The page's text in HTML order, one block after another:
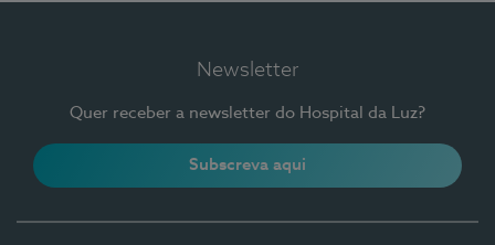
Newsletter
Quer receber a newsletter do Hospital da Luz?
Subscreva aqui